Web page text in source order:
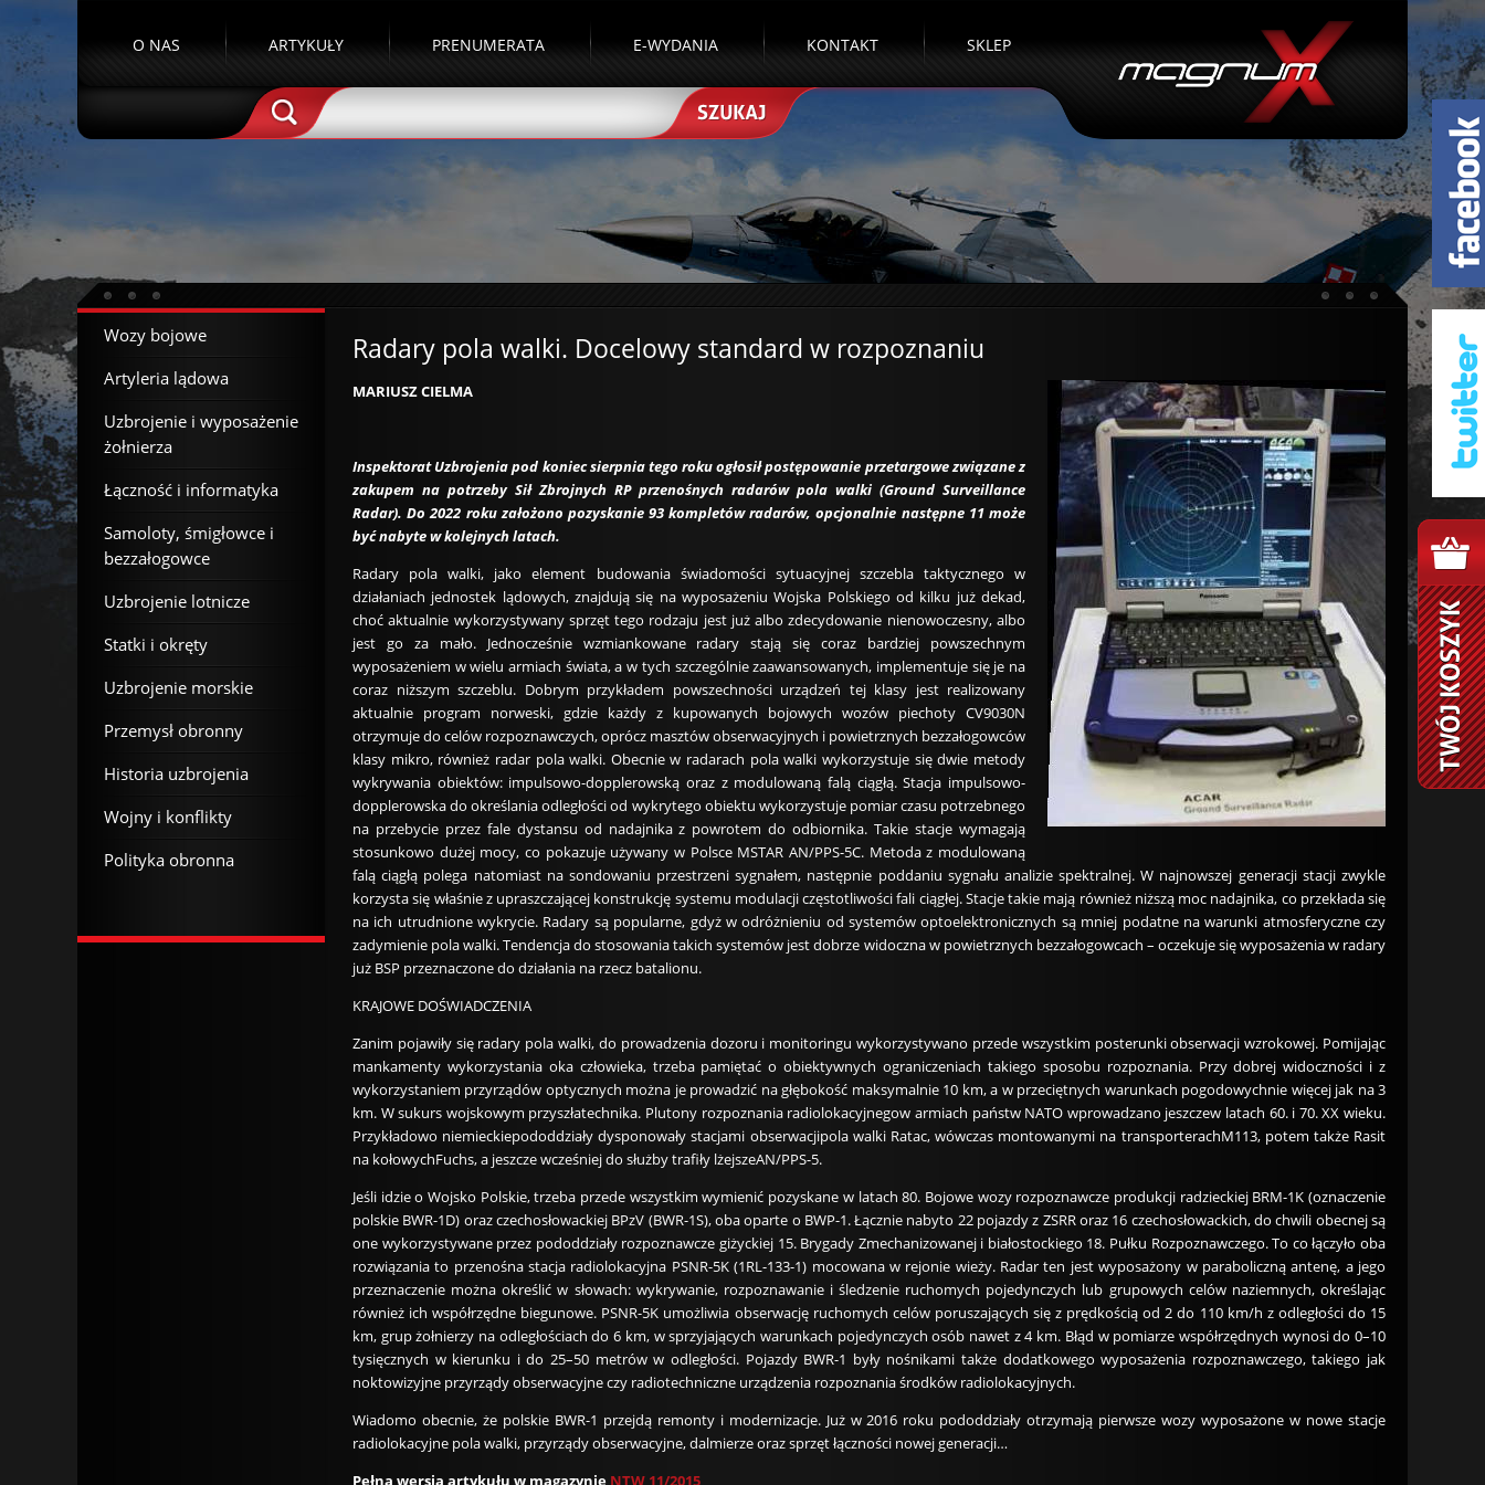
O NAS ARTYKUŁY PRENUMERATA E-WYDANIA KONTAKT SKLEP
Radary pola walki. Docelowy standard w rozpoznaniu
MARIUSZ CIELMA
Inspektorat Uzbrojenia pod koniec sierpnia tego roku ogłosił postępowanie przetargowe związane z
zakupem na potrzeby Sił Zbrojnych RP przenośnych radarów pola walki (Ground Surveillance
Radar). Do 2022 roku założono pozyskanie 93 kompletów radarów, opcjonalnie następne 11 może
być nabyte w kolejnych latach.
Radary pola walki, jako element budowania świadomości sytuacyjnej szczebla taktycznego w
działaniach jednostek lądowych, znajdują się na wyposażeniu Wojska Polskiego od kilku już dekad,
choć aktualnie wykorzystywany sprzęt tego rodzaju jest już albo zdecydowanie nienowoczesny, albo
jest go za mało. Jednocześnie wzmiankowane radary stają się coraz bardziej powszechnym
wyposażeniem w wielu armiach świata, a w tych szczególnie zaawansowanych, implementuje się je na
coraz niższym szczeblu. Dobrym przykładem powszechności urządzeń tej klasy jest realizowany
aktualnie program norweski, gdzie każdy z kupowanych bojowych wozów piechoty CV9030N
otrzymuje do celów rozpoznawczych, oprócz masztów obserwacyjnych i powietrznych bezzałogowców
klasy mikro, również radar pola walki. Obecnie w radarach pola walki wykorzystuje się dwie metody
wykrywania obiektów: impulsowo-dopplerowską oraz z modulowaną falą ciągłą. Stacja impulsowo-
dopplerowska do określania odległości od wykrytego obiektu wykorzystuje pomiar czasu potrzebnego
na przebycie przez fale dystansu od nadajnika z powrotem do odbiornika. Takie stacje wymagają
stosunkowo dużej mocy, co pokazuje używany w Polsce MSTAR AN/PPS-5C. Metoda z modulowaną
falą ciągłą polega natomiast na sondowaniu przestrzeni sygnałem, następnie poddaniu sygnału analizie spektralnej. W najnowszej generacji stacji zwykle
korzysta się właśnie z upraszczającej konstrukcję systemu modulacji częstotliwości fali ciągłej. Stacje takie mają również niższą moc nadajnika, co przekłada się
na ich utrudnione wykrycie. Radary są popularne, gdyż w odróżnieniu od systemów optoelektronicznych są mniej podatne na warunki atmosferyczne czy
zadymienie pola walki. Tendencja do stosowania takich systemów jest dobrze widoczna w powietrznych bezzałogowcach – oczekuje się wyposażenia w radary
już BSP przeznaczone do działania na rzecz batalionu.
KRAJOWE DOŚWIADCZENIA
Zanim pojawiły się radary pola walki, do prowadzenia dozoru i monitoringu wykorzystywano przede wszystkim posterunki obserwacji wzrokowej. Pomijając
mankamenty wykorzystania oka człowieka, trzeba pamiętać o obiektywnych ograniczeniach takiego sposobu rozpoznania. Przy dobrej widoczności i z
wykorzystaniem przyrządów optycznych można je prowadzić na głębokość maksymalnie 10 km, a w przeciętnych warunkach pogodowychnie więcej jak na 3
km. W sukurs wojskowym przyszłatechnika. Plutony rozpoznania radiolokacyjnegow armiach państw NATO wprowadzano jeszczew latach 60. i 70. XX wieku.
Przykładowo niemieckiepododdziały dysponowały stacjami obserwacjipola walki Ratac, wówczas montowanymi na transporterachM113, potem także Rasit
na kołowychFuchs, a jeszcze wcześniej do służby trafiły lżejszeAN/PPS-5.
Jeśli idzie o Wojsko Polskie, trzeba przede wszystkim wymienić pozyskane w latach 80. Bojowe wozy rozpoznawcze produkcji radzieckiej BRM-1K (oznaczenie
polskie BWR-1D) oraz czechosłowackiej BPzV (BWR-1S), oba oparte o BWP-1. Łącznie nabyto 22 pojazdy z ZSRR oraz 16 czechosłowackich, do chwili obecnej są
one wykorzystywane przez pododdziały rozpoznawcze giżyckiej 15. Brygady Zmechanizowanej i białostockiego 18. Pułku Rozpoznawczego. To co łączyło oba
rozwiązania to przenośna stacja radiolokacyjna PSNR-5K (1RL-133-1) mocowana w rejonie wieży. Radar ten jest wyposażony w paraboliczną antenę, a jego
przeznaczenie można określić w słowach: wykrywanie, rozpoznawanie i śledzenie ruchomych pojedynczych lub grupowych celów naziemnych, określając
również ich współrzędne biegunowe. PSNR-5K umożliwia obserwację ruchomych celów poruszających się z prędkością od 2 do 110 km/h z odległości do 15
km, grup żołnierzy na odległościach do 6 km, w sprzyjających warunkach pojedynczych osób nawet z 4 km. Błąd w pomiarze współrzędnych wynosi do 0–10
tysięcznych w kierunku i do 25–50 metrów w odległości. Pojazdy BWR-1 były nośnikami także dodatkowego wyposażenia rozpoznawczego, takiego jak
noktowizyjne przyrządy obserwacyjne czy radiotechniczne urządzenia rozpoznania środków radiolokacyjnych.
Wiadomo obecnie, że polskie BWR-1 przejdą remonty i modernizacje. Już w 2016 roku pododdziały otrzymają pierwsze wozy wyposażone w nowe stacje
radiolokacyjne pola walki, przyrządy obserwacyjne, dalmierze oraz sprzęt łączności nowej generacji…
Pełna wersja artykułu w magazynie NTW 11/2015
Wozy bojowe
Artyleria lądowa
Uzbrojenie i wyposażenie
żołnierza
Łączność i informatyka
Samoloty, śmigłowce i
bezzałogowce
Uzbrojenie lotnicze
Statki i okręty
Uzbrojenie morskie
Przemysł obronny
Historia uzbrojenia
Wojny i konflikty
Polityka obronna